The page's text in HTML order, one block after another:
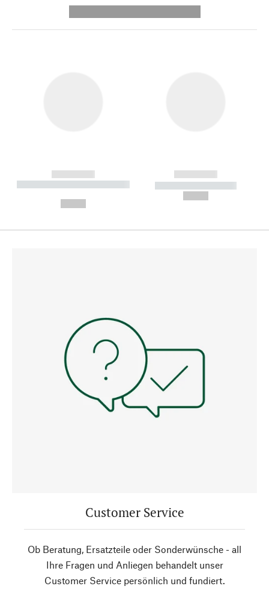
------------
----------- ----------- --------
------------
----------- -----------
Customer Service
Ob Beratung, Ersatzteile oder Sonderwünsche - all
Ihre Fragen und Anliegen behandelt unser
Customer Service persönlich und fundiert.